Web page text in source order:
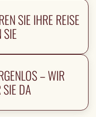
SIE IHRE REISE
– WIR
DA